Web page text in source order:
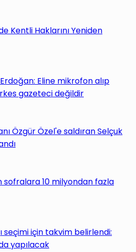
Kentli Haklarını Yeniden
Eline mikrofon alıp
gazeteci değildir
Özgür Özel'e saldıran Selçuk
sofralara 10 milyondan fazla
seçimi için takvim belirlendi:
yapılacak